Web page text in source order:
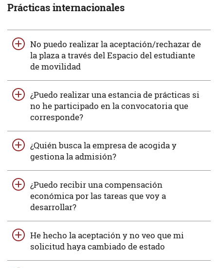
Prácticas internacionales
No puedo realizar la aceptación/rechazar de
la plaza a través del Espacio del estudiante
de movilidad
¿Puedo realizar una estancia de prácticas si
no he participado en la convocatoria que
corresponde?
¿Quién busca la empresa de acogida y
gestiona la admisión?
¿Puedo recibir una compensación
económica por las tareas que voy a
desarrollar?
He hecho la aceptación y no veo que mi
solicitud haya cambiado de estado